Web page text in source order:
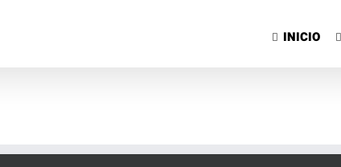
INICIO